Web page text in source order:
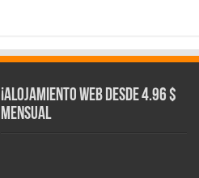
¡Alojamiento web Desde 4.96 $
Mensual